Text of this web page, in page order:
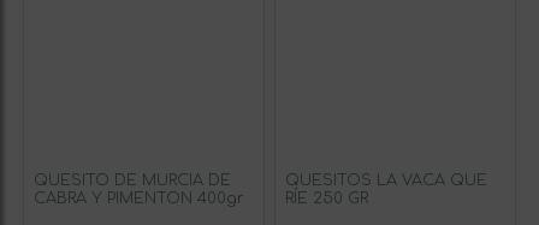
QUESITO DE MURCIA DE
CABRA Y PIMENTON 400gr
QUESITOS LA VACA QUE
RÍE 250 GR